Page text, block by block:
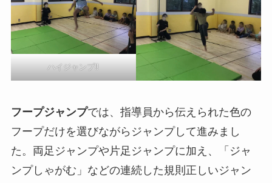
ハイジャンプ‼︎
フープジャンプでは、指導員から伝えられた色の
フープだけを選びながらジャンプして進みまし
た。両足ジャンプや片足ジャンプに加え、「ジャ
ンプしゃがむ」などの連続した規則正しいジャン